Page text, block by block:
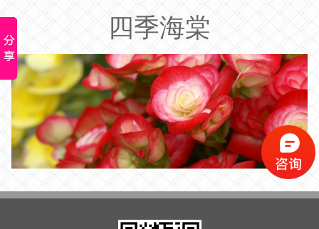
四季海棠